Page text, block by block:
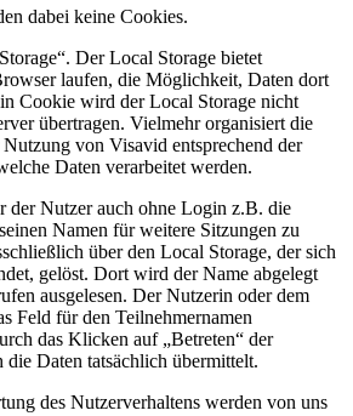
dabei keine Cookies.
Der Local Storage bietet
laufen, die Möglichkeit, Daten dort
Cookie wird der Local Storage nicht
übertragen. Vielmehr organisiert die
von Visavid entsprechend der
Daten verarbeitet werden.
der Nutzer auch ohne Login z.B. die
Namen für weitere Sitzungen zu
über den Local Storage, der sich
gelöst. Dort wird der Name abgelegt
ausgelesen. Der Nutzerin oder dem
Feld für den Teilnehmernamen
das Klicken auf „Betreten“ der
Daten tatsächlich übermittelt.
des Nutzerverhaltens werden von uns